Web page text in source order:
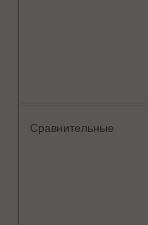
Сравнительные